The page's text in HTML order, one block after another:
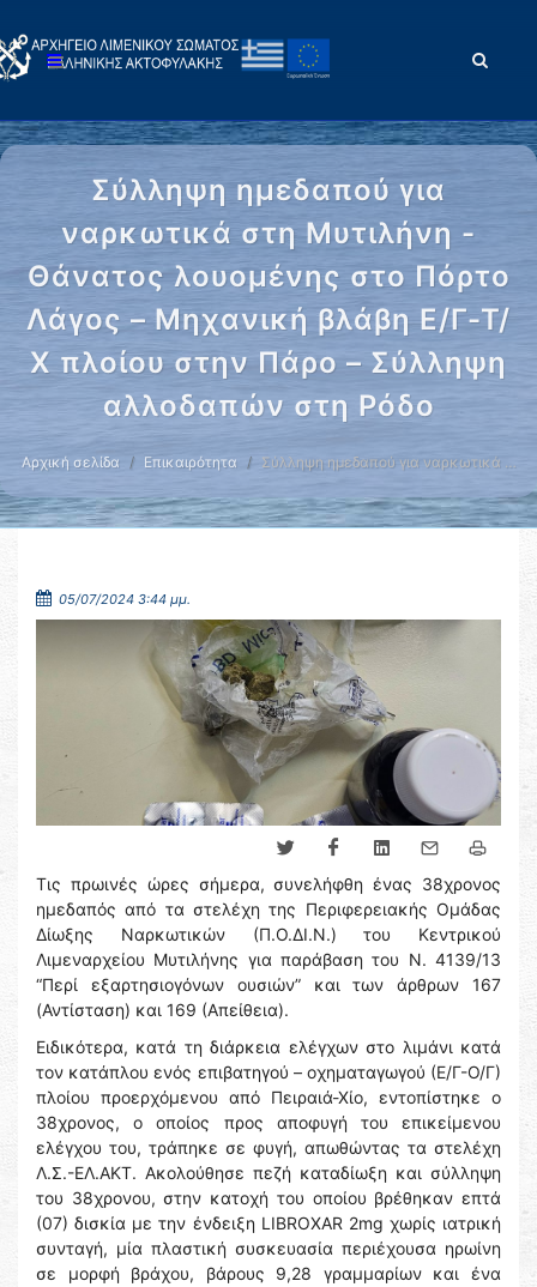
Σύλληψη ημεδαπού για
ναρκωτικά στη Μυτιλήνη -
Θάνατος λουομένης στο Πόρτο
Λάγος – Μηχανική βλάβη Ε/Γ-Τ/
Χ πλοίου στην Πάρο – Σύλληψη
αλλοδαπών στη Ρόδο
Αρχική σελίδα Επικαιρότητα Σύλληψη ημεδαπού για ναρκωτικά …
05/07/2024 3:44 μμ.
Τις πρωινές ώρες σήμερα, συνελήφθη ένας 38χρονος
ημεδαπός από τα στελέχη της Περιφερειακής Ομάδας
Δίωξης Ναρκωτικών (Π.Ο.ΔΙ.Ν.) του Κεντρικού
Λιμεναρχείου Μυτιλήνης για παράβαση του Ν. 4139/13
“Περί εξαρτησιογόνων ουσιών” και των άρθρων 167
(Αντίσταση) και 169 (Απείθεια).
Ειδικότερα, κατά τη διάρκεια ελέγχων στο λιμάνι κατά
τον κατάπλου ενός επιβατηγού – οχηματαγωγού (Ε/Γ-O/Γ)
πλοίου προερχόμενου από Πειραιά-Χίο, εντοπίστηκε ο
38χρονος, ο οποίος προς αποφυγή του επικείμενου
ελέγχου του, τράπηκε σε φυγή, απωθώντας τα στελέχη
Λ.Σ.-ΕΛ.ΑΚΤ. Ακολούθησε πεζή καταδίωξη και σύλληψη
του 38χρονου, στην κατοχή του οποίου βρέθηκαν επτά
(07) δισκία με την ένδειξη LIBROXAR 2mg χωρίς ιατρική
συνταγή, μία πλαστική συσκευασία περιέχουσα ηρωίνη
σε μορφή βράχου, βάρους 9,28 γραμμαρίων και ένα